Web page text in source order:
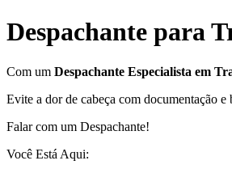
Despachante para
Com um Despachante Especialista em
Evite a dor de cabeça com documentação e
Falar com um Despachante!
Você Está Aqui: